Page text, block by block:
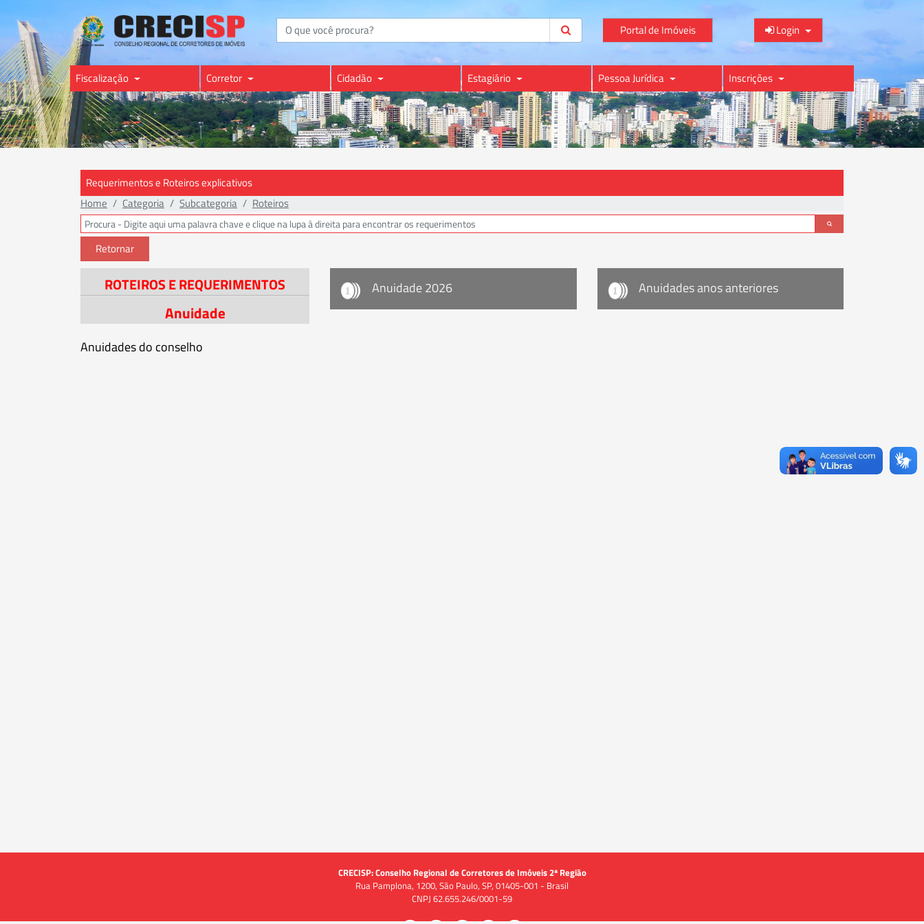
Buscar Portal de Imóveis Login
Fiscalização Corretor Cidadão Estagiário Pessoa Jurídica Inscrições
Requerimentos e Roteiros explicativos
Home
Categoria Subcategoria Roteiros
Retornar
ROTEIROS E REQUERIMENTOS
Anuidade
Anuidades do conselho
Anuidade 2026 Anuidades anos anteriores
CRECISP: Conselho Regional de Corretores de Imóveis 2ª Região
Rua Pamplona, 1200, São Paulo, SP, 01405-001 - Brasil
CNPJ 62.655.246/0001-59